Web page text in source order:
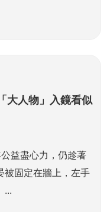
大人物」入鏡看似
益盡心力，仍趁著
被固定在牆上，左手
...